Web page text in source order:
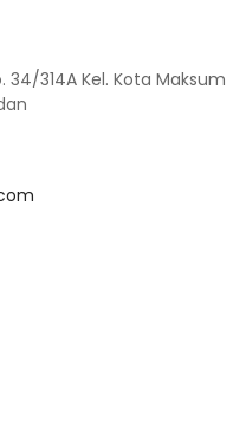
34/314A Kel. Kota Maksum